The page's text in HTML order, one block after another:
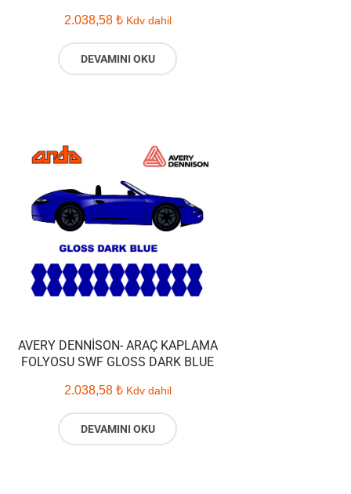
2.038,58 ₺ Kdv dahil
DEVAMINI OKU
AVERY DENNISON- ARAÇ KAPLAMA
FOLYOSU SWF GLOSS DARK BLUE
2.038,58 ₺ Kdv dahil
DEVAMINI OKU